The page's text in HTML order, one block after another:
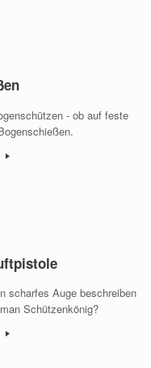
- ob auf feste
scharfes Auge beschreiben
Schützenkönig?